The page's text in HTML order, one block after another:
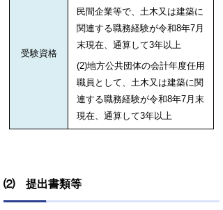
受験資格
民間企業等で、土木又は建築に
関連する職務経験が令和8年7月
末現在、通算して3年以上
(2)地方公共団体の会計年度任用
職員として、土木又は建築に関
連する職務経験が令和8年7月末
現在、通算して3年以上
⑵ 提出書類等